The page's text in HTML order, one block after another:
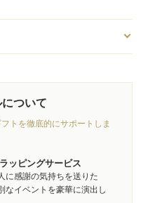
ついて
トを徹底的にサポートしま
ッピングサービス
に感謝の気持ちを送りた
なイベントを豪華に演出し